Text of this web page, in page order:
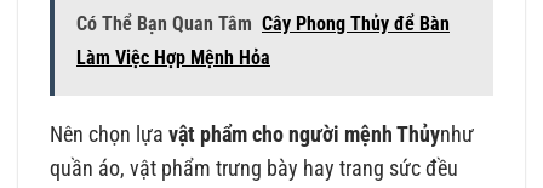
Có Thể Bạn Quan Tâm Cây Phong Thủy để Bàn
Làm Việc Hợp Mệnh Hỏa
Nên chọn lựavật phẩm cho người mệnh Thủynhư
quần áo, vật phẩm trưng bày hay trang sức đều